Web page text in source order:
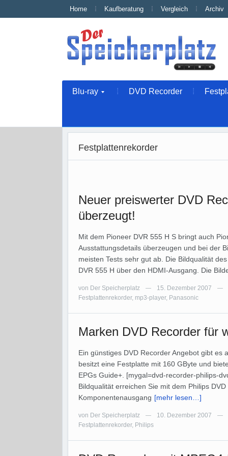
Home Kaufberatung Vergleich Archiv
Blu-ray DVD Recorder
Festplattenrekorder
Neuer preiswerter DVD
überzeugt!
Mit dem Pioneer DVR 555 H S bringt auch
Ausstattungsdetails überzeugen und bei der
meisten Tests sehr gut ab. Die Bildqualität
DVR 555 H über den HDMI-Ausgang. Die
von Der Speicherplatz — 15. Dezember 2007 —
Festplattenrekorder, mp3-player, Panasonic
Marken DVD Recorder für
Ein günstiges DVD Recorder Angebot gibt es
besitzt eine Festplatte mit 160 GByte und
EPGs Guide+. [mygal=dvd-recorder-philips-
Bildqualität erreichen Sie mit dem Philips
Komponentenausgang [mehr lesen…]
von Der Speicherplatz — 10. Dezember 2007 —
Festplattenrekorder, Philips